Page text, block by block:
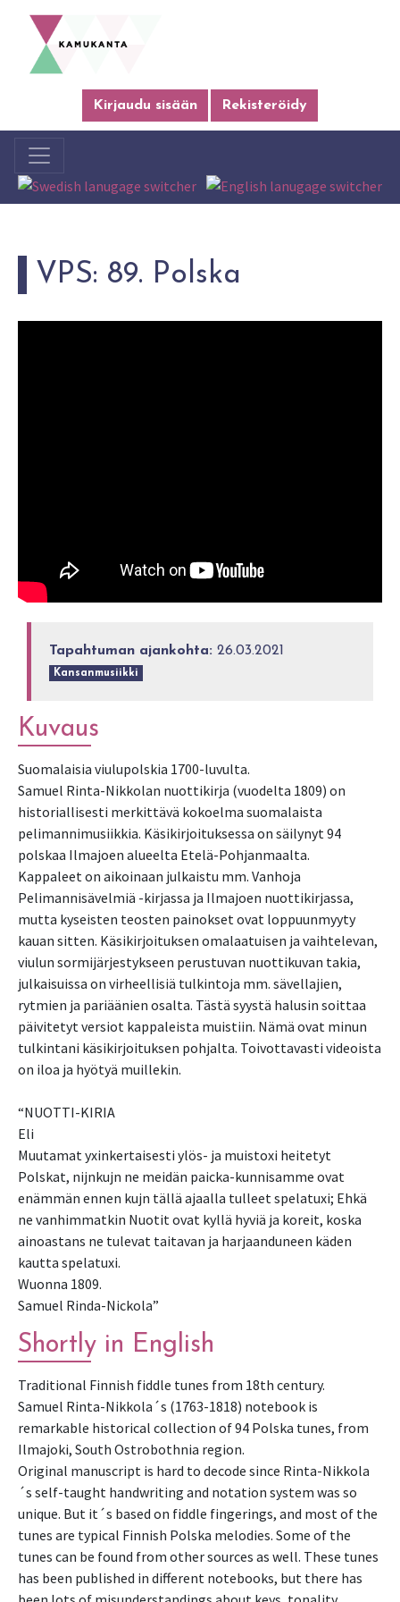
Kirjaudu sisään Rekisteröidy
VPS: 89. Polska
Tapahtuman ajankohta: 26.03.2021
Kansanmusiikki
Kuvaus
Suomalaisia viulupolskia 1700-luvulta.
Samuel Rinta-Nikkolan nuottikirja (vuodelta 1809) on
historiallisesti merkittävä kokoelma suomalaista
pelimannimusiikkia. Käsikirjoituksessa on säilynyt 94
polskaa Ilmajoen alueelta Etelä-Pohjanmaalta.
Kappaleet on aikoinaan julkaistu mm. Vanhoja
Pelimannisävelmiä -kirjassa ja Ilmajoen nuottikirjassa,
mutta kyseisten teosten painokset ovat loppuunmyyty
kauan sitten. Käsikirjoituksen omalaatuisen ja vaihtelevan,
viulun sormijärjestykseen perustuvan nuottikuvan takia,
julkaisuissa on virheellisiä tulkintoja mm. sävellajien,
rytmien ja pariäänien osalta. Tästä syystä halusin soittaa
päivitetyt versiot kappaleista muistiin. Nämä ovat minun
tulkintani käsikirjoituksen pohjalta. Toivottavasti videoista
on iloa ja hyötyä muillekin.
“NUOTTI-KIRIA
Eli
Muutamat yxinkertaisesti ylös- ja muistoxi heitetyt
Polskat, nijnkujn ne meidän paicka-kunnisamme ovat
enämmän ennen kujn tällä ajaalla tulleet spelatuxi; Ehkä
ne vanhimmatkin Nuotit ovat kyllä hyviä ja koreit, koska
ainoastans ne tulevat taitavan ja harjaanduneen käden
kautta spelatuxi.
Wuonna 1809.
Samuel Rinda-Nickola”
Shortly in English
Traditional Finnish fiddle tunes from 18th century.
Samuel Rinta-Nikkola´s (1763-1818) notebook is
remarkable historical collection of 94 Polska tunes, from
Ilmajoki, South Ostrobothnia region.
Original manuscript is hard to decode since Rinta-Nikkola
´s self-taught handwriting and notation system was so
unique. But it´s based on fiddle fingerings, and most of the
tunes are typical Finnish Polska melodies. Some of the
tunes can be found from other sources as well. These tunes
has been published in different notebooks, but there has